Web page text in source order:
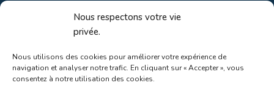
Nous respectons votre vie
privée.
Nous utilisons des cookies pour améliorer votre expérience de
navigation et analyser notre trafic. En cliquant sur « Accepter », vous
consentez à notre utilisation des cookies.
Liens utiles
Liens régionaux
Liens gouvernements